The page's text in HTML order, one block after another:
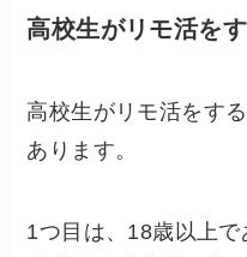
高校生がリモ活を
高校生がリモ活をす
あります。
1つ目は、18歳以上